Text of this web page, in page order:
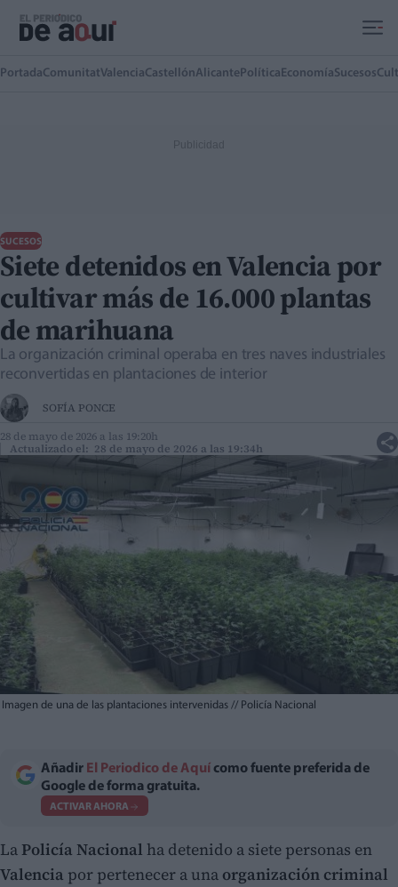
PortadaComunitatValenciaCastellónAlicante Política EconomíaSucesos
SUCESOS
Siete detenidos en Valencia por
cultivar más de 16.000 plantas
de marihuana
La organización criminal operaba en tres naves industriales
reconvertidas en plantaciones de interior
SOFÍA PONCE
28 de mayo de 2026 a las 19:20h
Actualizado el: 28 de mayo de 2026 a las 19:34h
Imagen de una de las plantaciones intervenidas // Policía Nacional
Añadir El Periodico de Aquí como fuente preferida de
Google de forma gratuita.
ACTIVAR AHORA
La Policía Nacional ha detenido a siete personas en
Valencia por pertenecer a una organización criminal